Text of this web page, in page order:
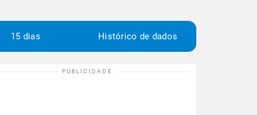
15 dias Histórico de dados